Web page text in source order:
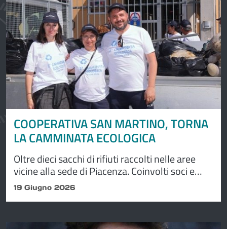
COOPERATIVA SAN MARTINO, TORNA
LA CAMMINATA ECOLOGICA
Oltre dieci sacchi di rifiuti raccolti nelle aree
vicine alla sede di Piacenza. Coinvolti soci e
collaboratori della cooperativa.
19 Giugno 2026